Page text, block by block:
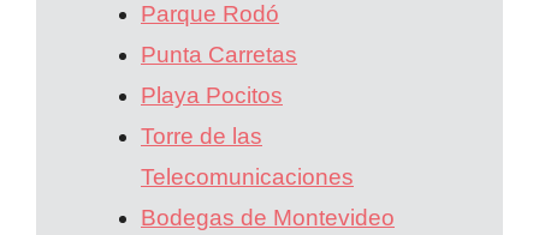
Parque Rodó
Punta Carretas
Playa Pocitos
Torre de las
Telecomunicaciones
Bodegas de Montevideo